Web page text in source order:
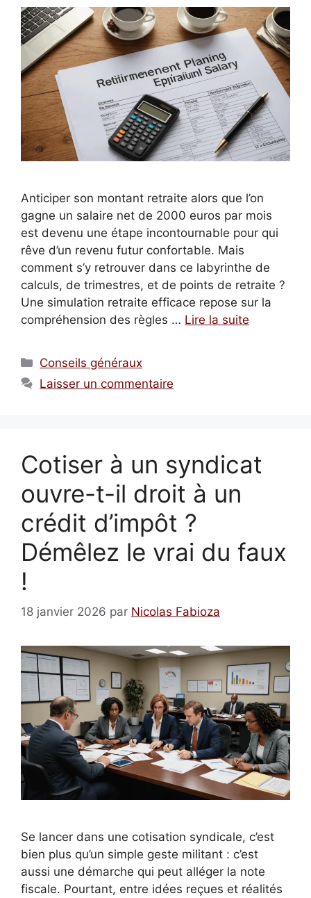
Anticiper son montant retraite alors que l’on
gagne un salaire net de 2000 euros par mois
est devenu une étape incontournable pour qui
rêve d’un revenu futur confortable. Mais
comment s’y retrouver dans ce labyrinthe de
calculs, de trimestres, et de points de retraite ?
Une simulation retraite efficace repose sur la
compréhension des règles … Lire la suite
Catégories
Conseils généraux
Laisser un commentaire
Cotiser à un syndicat
ouvre-t-il droit à un
crédit d’impôt ?
Démêlez le vrai du faux
!
18 janvier 2026 par Nicolas Fabioza
Se lancer dans une cotisation syndicale, c’est
bien plus qu’un simple geste militant : c’est
aussi une démarche qui peut alléger la note
fiscale. Pourtant, entre idées reçues et réalités